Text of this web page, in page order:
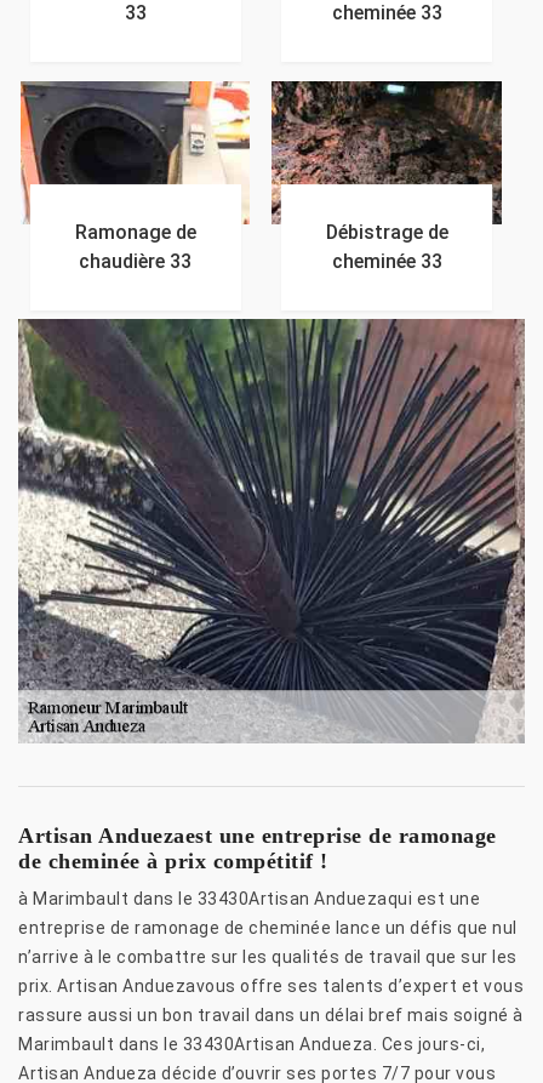
33
cheminée 33
Ramonage de
chaudière 33
Débistrage de
cheminée 33
Artisan Anduezaest une entreprise de ramonage
de cheminée à prix compétitif !
à Marimbault dans le 33430Artisan Anduezaqui est une
entreprise de ramonage de cheminée lance un défis que nul
n’arrive à le combattre sur les qualités de travail que sur les
prix. Artisan Anduezavous offre ses talents d’expert et vous
rassure aussi un bon travail dans un délai bref mais soigné à
Marimbault dans le 33430Artisan Andueza. Ces jours-ci,
Artisan Andueza décide d’ouvrir ses portes 7/7 pour vous